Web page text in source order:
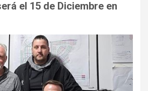
el 15 de Diciembre en